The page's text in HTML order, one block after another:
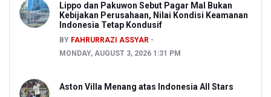
Lippo dan Pakuwon Sebut Pagar Mal Bukan
Kebijakan Perusahaan, Nilai Kondisi Keamanan
Indonesia Tetap Kondusif
BY FAHRURRAZI ASSYAR
MONDAY, AUGUST 3, 2026 1:31 PM
Aston Villa Menang atas Indonesia All Stars